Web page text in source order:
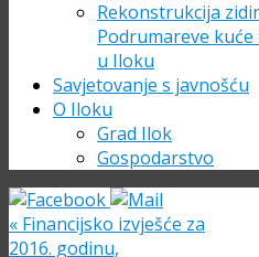
Rekonstrukcija
Podrumareve
u Iloku
Savjetovanje s javnošću
O Iloku
Grad Ilok
Gospodarstvo
« Financijsko izvješće za
2016. godinu,